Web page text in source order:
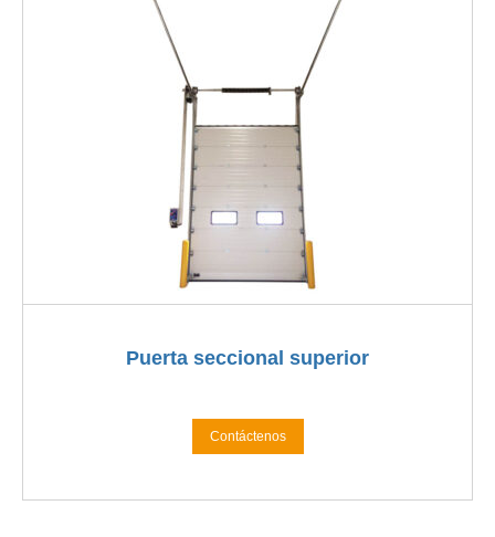
Puerta seccional superior
Contáctenos